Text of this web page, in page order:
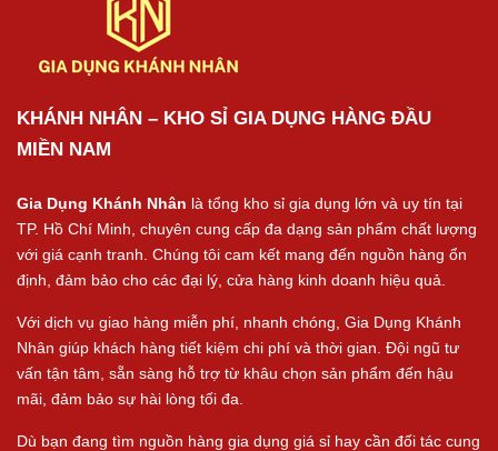
KHÁNH NHÂN – KHO SỈ GIA DỤNG HÀNG ĐẦU
MIỀN NAM
Gia Dụng Khánh Nhân là tổng kho sỉ gia dụng lớn và uy tín tại
TP. Hồ Chí Minh, chuyên cung cấp đa dạng sản phẩm chất lượng
với giá cạnh tranh. Chúng tôi cam kết mang đến nguồn hàng ổn
định, đảm bảo cho các đại lý, cửa hàng kinh doanh hiệu quả.
Với dịch vụ giao hàng miễn phí, nhanh chóng, Gia Dụng Khánh
Nhân giúp khách hàng tiết kiệm chi phí và thời gian. Đội ngũ tư
vấn tận tâm, sẵn sàng hỗ trợ từ khâu chọn sản phẩm đến hậu
mãi, đảm bảo sự hài lòng tối đa.
Dù bạn đang tìm nguồn hàng gia dụng giá sỉ hay cần đối tác cung